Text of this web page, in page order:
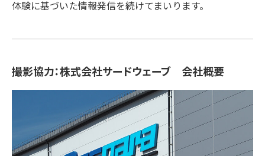
体験に基づいた情報発信を続けてまいります。
撮影協力：株式会社サードウェーブ 会社概要